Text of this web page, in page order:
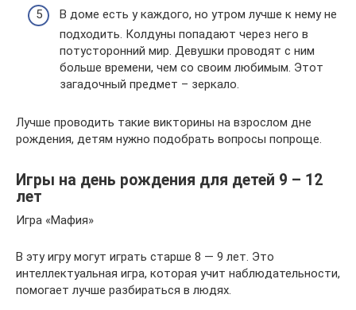
В доме есть у каждого, но утром лучше к нему не
подходить. Колдуны попадают через него в
потусторонний мир. Девушки проводят с ним
больше времени, чем со своим любимым. Этот
загадочный предмет – зеркало.
Лучше проводить такие викторины на взрослом дне
рождения, детям нужно подобрать вопросы попроще.
Игры на день рождения для детей 9 – 12
лет
Игра «Мафия»
В эту игру могут играть старше 8 — 9 лет. Это
интеллектуальная игра, которая учит наблюдательности,
помогает лучше разбираться в людях.